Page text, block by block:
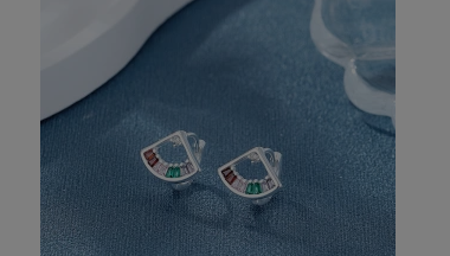
Pendientes
¿Buscas unos pendientes